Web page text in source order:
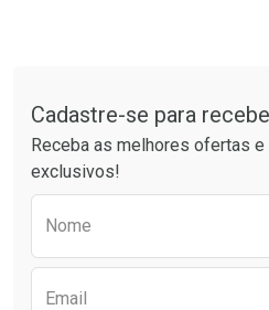
Por R$ 55,19/cada
Cadastre-se para
Receba as melhores ofertas
exclusivos!
Nome
Email